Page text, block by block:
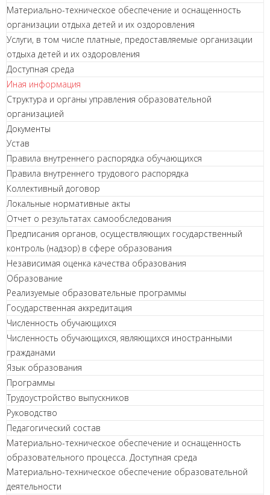
Материально-техническое обеспечение и оснащенность
организации отдыха детей и их оздоровления
Услуги, в том числе платные, предоставляемые организации
отдыха детей и их оздоровления
Доступная среда
Иная информация
Структура и органы управления образовательной
организацией
Документы
Устав
Правила внутреннего распорядка обучающихся
Правила внутреннего трудового распорядка
Коллективный договор
Локальные нормативные акты
Отчет о результатах самообследования
Предписания органов, осуществляющих государственный
контроль (надзор) в сфере образования
Независимая оценка качества образования
Образование
Реализуемые образовательные программы
Государственная аккредитация
Численность обучающихся
Численность обучающихся, являющихся иностранными
гражданами
Язык образования
Программы
Трудоустройство выпускников
Руководство
Педагогический состав
Материально-техническое обеспечение и оснащенность
образовательного процесса. Доступная среда
Материально-техническое обеспечение образовательной
деятельности